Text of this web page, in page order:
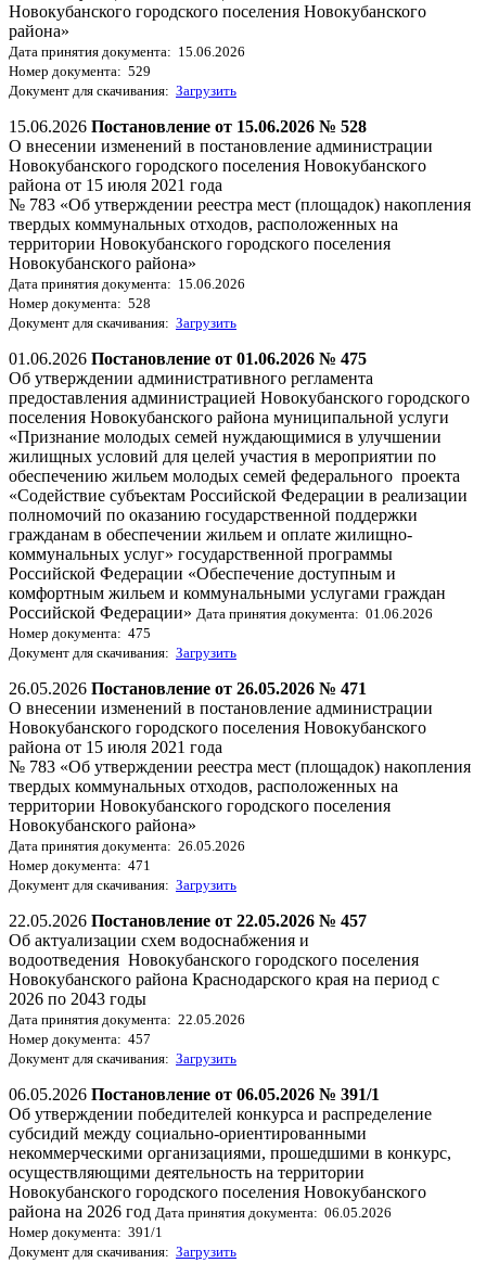
Новокубанского городского поселения Новокубанского
района»
Дата принятия документа: 15.06.2026
Номер документа: 529
Документ для скачивания: Загрузить
15.06.2026 Постановление от 15.06.2026 № 528
О внесении изменений в постановление администрации
Новокубанского городского поселения Новокубанского
района от 15 июля 2021 года
№ 783 «Об утверждении реестра мест (площадок) накопления
твердых коммунальных отходов, расположенных на
территории Новокубанского городского поселения
Новокубанского района»
Дата принятия документа: 15.06.2026
Номер документа: 528
Документ для скачивания: Загрузить
01.06.2026 Постановление от 01.06.2026 № 475
Об утверждении административного регламента
предоставления администрацией Новокубанского городского
поселения Новокубанского района муниципальной услуги
«Признание молодых семей нуждающимися в улучшении
жилищных условий для целей участия в мероприятии по
обеспечению жильем молодых семей федерального проекта
«Содействие субъектам Российской Федерации в реализации
полномочий по оказанию государственной поддержки
гражданам в обеспечении жильем и оплате жилищно-
коммунальных услуг» государственной программы
Российской Федерации «Обеспечение доступным и
комфортным жильем и коммунальными услугами граждан
Российской Федерации» Дата принятия документа: 01.06.2026
Номер документа: 475
Документ для скачивания: Загрузить
26.05.2026 Постановление от 26.05.2026 № 471
О внесении изменений в постановление администрации
Новокубанского городского поселения Новокубанского
района от 15 июля 2021 года
№ 783 «Об утверждении реестра мест (площадок) накопления
твердых коммунальных отходов, расположенных на
территории Новокубанского городского поселения
Новокубанского района»
Дата принятия документа: 26.05.2026
Номер документа: 471
Документ для скачивания: Загрузить
22.05.2026 Постановление от 22.05.2026 № 457
Об актуализации схем водоснабжения и
водоотведения Новокубанского городского поселения
Новокубанского района Краснодарского края на период с
2026 по 2043 годы
Дата принятия документа: 22.05.2026
Номер документа: 457
Документ для скачивания: Загрузить
06.05.2026 Постановление от 06.05.2026 № 391/1
Об утверждении победителей конкурса и распределение
субсидий между социально-ориентированными
некоммерческими организациями, прошедшими в конкурс,
осуществляющими деятельность на территории
Новокубанского городского поселения Новокубанского
района на 2026 год Дата принятия документа: 06.05.2026
Номер документа: 391/1
Документ для скачивания: Загрузить